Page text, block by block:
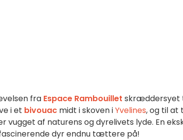
fra Espace Rambouillet skræddersyet
i et bivouac midt i skoven iYvelines, og til
vugget af naturens og dyrelivets lyde. En
dyr endnu tættere på!